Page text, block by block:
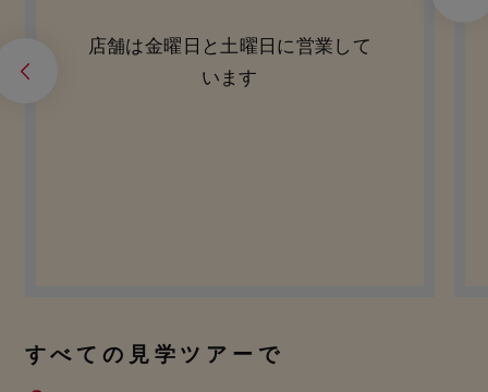
店舗は金曜日と土曜日に営業して
います
すべての見学ツアーで